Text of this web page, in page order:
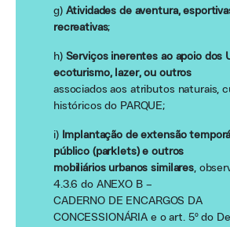
g) Atividades de aventura,
recreativas;
h) Serviços inerentes ao apoio dos
ecoturismo, lazer, ou outros
associados aos atributos naturais,
históricos do PARQUE;
i) Implantação de extensão
público (parklets) e outros
mobiliários urbanos similares,
4.3.6 do ANEXO B –
CADERNO DE ENCARGOS DA
CONCESSIONÁRIA e o art. 5º do